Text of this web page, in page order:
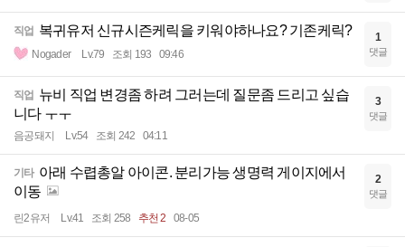
직업 복귀유저 신규시즌케릭을 키워야하나요? 기존케릭?
Nogader Lv.79 조회 193 09:46
1
댓글
직업
뉴비 직업 변경좀 하려 그러는데 질문좀 드리고 싶습
니다 ㅜㅜ
음공돼지 Lv.54 조회 242 04:11
3
댓글
기타 아래 수렵총알 아이콘. 분리가능 생명력 게이지에서
이동
린2유저 Lv.41 조회 258 추천 2 08-05
2
댓글